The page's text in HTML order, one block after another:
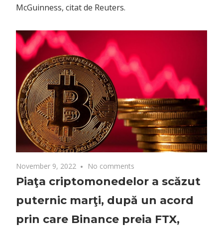
McGuinness, citat de Reuters.
November 9, 2022 No comments
Piaţa criptomonedelor a scăzut
puternic marţi, după un acord
prin care Binance preia FTX,